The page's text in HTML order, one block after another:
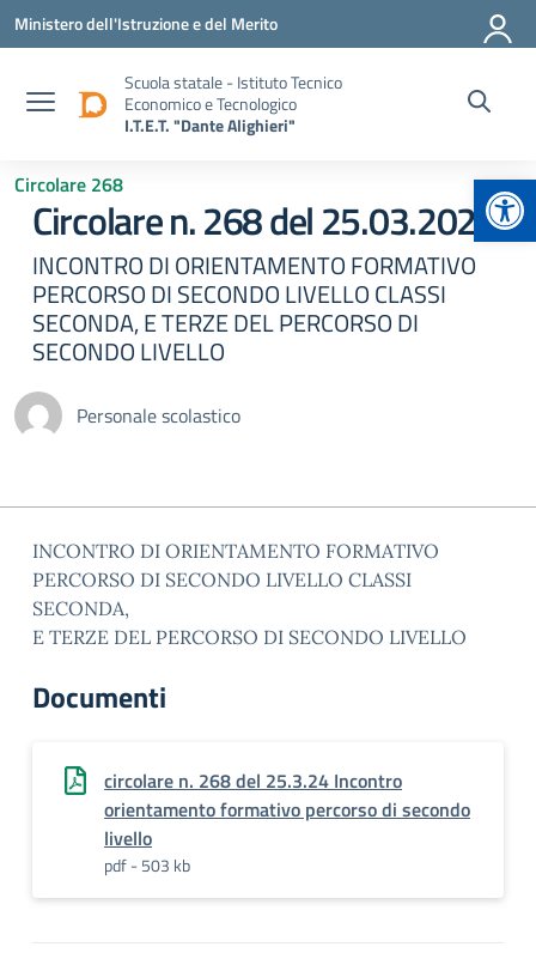
Vai ai contenuti
Vai al menu di navigazione
Vai al footer
Ministero dell'Istruzione e del Merito
Scuola statale - Istituto Tecnico
Economico e Tecnologico
I.T.E.T. "Dante Alighieri"
Circolare 268
Circolare n. 268 del 25.03.2024
INCONTRO DI ORIENTAMENTO FORMATIVO
PERCORSO DI SECONDO LIVELLO CLASSI
SECONDA, E TERZE DEL PERCORSO DI
SECONDO LIVELLO
Personale scolastico
INCONTRO DI ORIENTAMENTO FORMATIVO
PERCORSO DI SECONDO LIVELLO CLASSI
SECONDA,
E TERZE DEL PERCORSO DI SECONDO LIVELLO
Documenti
circolare n. 268 del 25.3.24 Incontro
orientamento formativo percorso di secondo
livello
pdf - 503 kb